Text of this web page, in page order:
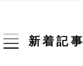
新着記事